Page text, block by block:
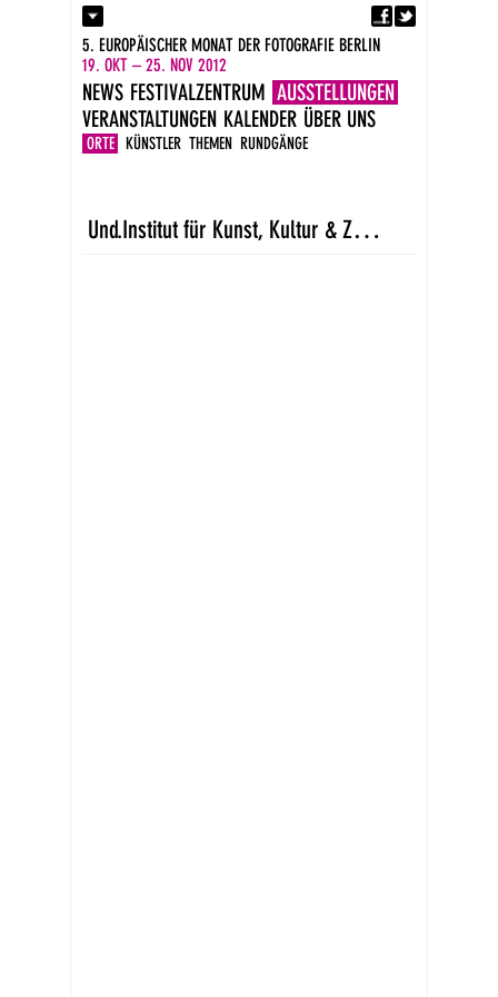
Kontakt
Presse
Impressum
DE
EN
5. EUROPÄISCHER MONAT DER FOTOGRAFIE BERLIN
19. OKT – 25. NOV 2012
NEWS FESTIVALZENTRUM AUSSTELLUNGEN
ORTE KÜNSTLER THEMEN RUNDGÄNGE
VERANSTALTUNGEN KALENDER ÜBER UNS
U
nd.Institut für Kunst, Kultur & Zukunftsfähigkeit